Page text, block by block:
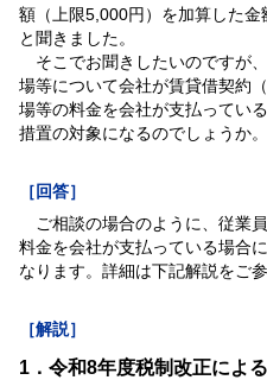
額（上限5,000円）を加算した
と聞きました。
そこでお聞きしたいのですが
場等について会社が賃貸借契約
場等の料金を会社が支払ってい
措置の対象になるのでしょうか
［回答］
ご相談の場合のように、従業
料金を会社が支払っている場合
なります。詳細は下記解説をご参
［解説］
1．令和8年度税制改正によ